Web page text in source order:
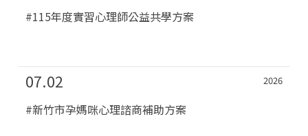
#115年度實習心理師公益共學方案
07.02 2026
#新竹市孕媽咪心理諮商補助方案